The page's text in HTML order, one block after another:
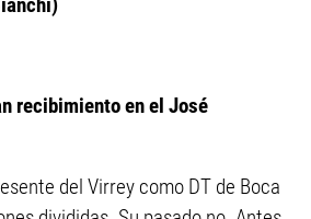
recibimiento en el José
del Virrey como DT de Boca